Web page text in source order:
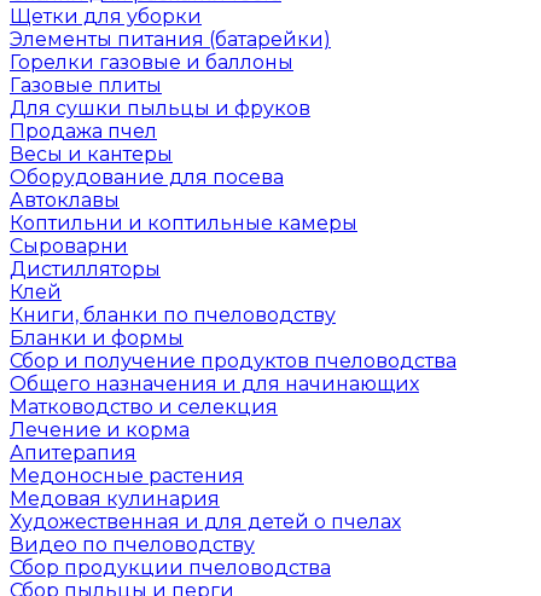
Щетки для уборки
Элементы питания (батарейки)
Горелки газовые и баллоны
Газовые плиты
Для сушки пыльцы и фруков
Продажа пчел
Весы и кантеры
Оборудование для посева
Автоклавы
Коптильни и коптильные камеры
Сыроварни
Дистилляторы
Клей
Книги, бланки по пчеловодству
Бланки и формы
Сбор и получение продуктов пчеловодства
Общего назначения и для начинающих
Матководство и селекция
Лечение и корма
Апитерапия
Медоносные растения
Медовая кулинария
Художественная и для детей о пчелах
Видео по пчеловодству
Сбор продукции пчеловодства
Сбор пыльцы и перги